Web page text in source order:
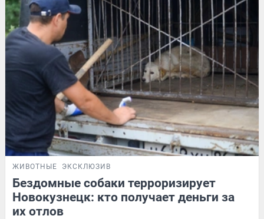
ЖИВОТНЫЕ ЭКСКЛЮЗИВ
Бездомные собаки терроризирует
Новокузнецк: кто получает деньги за
их отлов